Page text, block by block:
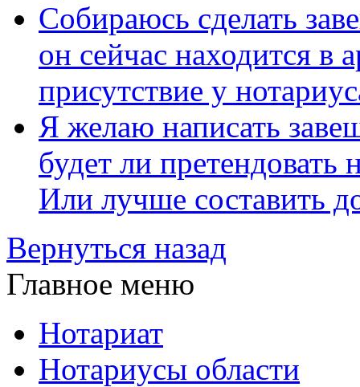
Собираюсь сделать
он сейчас находится в
присутствие у
Я желаю написать
будет ли претендовать
Или лучше составить
Вернуться назад
Главное меню
Нотариат
Нотариусы области